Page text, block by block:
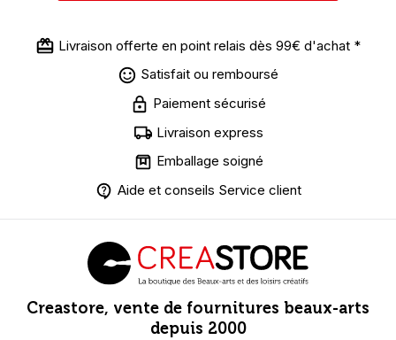
Livraison offerte en point relais dès 99€ d'achat *
Satisfait ou remboursé
Paiement sécurisé
Livraison express
Emballage soigné
Aide et conseils Service client
Creastore, vente de fournitures beaux-arts
depuis 2000